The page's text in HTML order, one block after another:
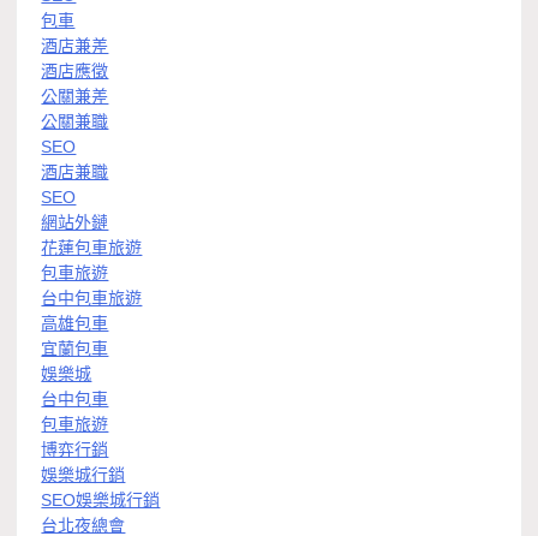
包車
酒店兼差
酒店應徵
公關兼差
公關兼職
SEO
酒店兼職
SEO
網站外鏈
花蓮包車旅遊
包車旅遊
台中包車旅遊
高雄包車
宜蘭包車
娛樂城
台中包車
包車旅遊
博弈行銷
娛樂城行銷
SEO娛樂城行銷
台北夜總會